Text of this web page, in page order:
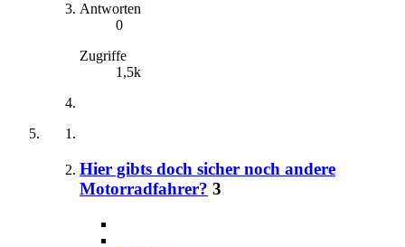
Antworten
0
Zugriffe
1,5k
Hier gibts doch sicher noch andere
Motorradfahrer? 3